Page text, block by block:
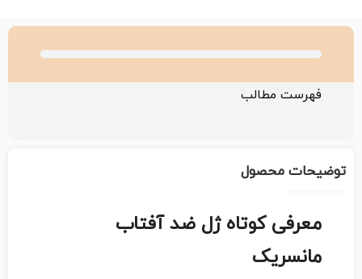
فهرست مطالب
توضیحات محصول
معرفی کوتاه ژل ضد آفتاب
مانسریک